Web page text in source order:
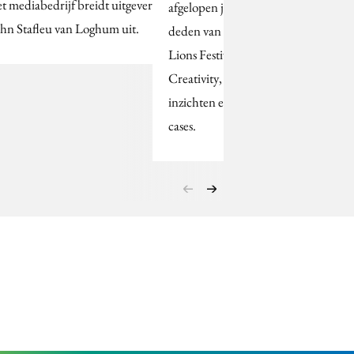
mediabedrijf breidt uitgeverij
Stafleu van Loghum uit.
afgelopen juni verslag
deden van het Cannes
Lions Festival of
Creativity, delen hun
inzichten en favoriete
cases.